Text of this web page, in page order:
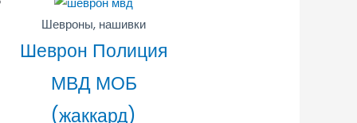
Шевроны, нашивки
Шеврон Полиция
МВД МОБ
(жаккард)